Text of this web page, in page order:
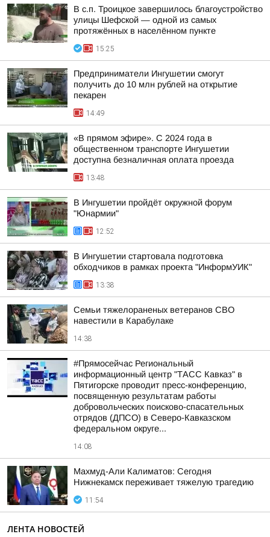
В с.п. Троицкое завершилось благоустройство
улицы Шефской — одной из самых
протяжённых в населённом пункте
15:25
Предприниматели Ингушетии смогут
получить до 10 млн рублей на открытие
пекарен
14:49
«В прямом эфире». С 2024 года в
общественном транспорте Ингушетии
доступна безналичная оплата проезда
13:48
В Ингушетии пройдёт окружной форум
"Юнармии"
12:52
В Ингушетии стартовала подготовка
обходчиков в рамках проекта "ИнформУИК"
13:38
Семьи тяжелораненых ветеранов СВО
навестили в Карабулаке
14:38
#Прямосейчас Региональный
информационный центр "ТАСС Кавказ" в
Пятигорске проводит пресс-конференцию,
посвященную результатам работы
добровольческих поисково-спасательных
отрядов (ДПСО) в Северо-Кавказском
федеральном округе...
14:08
Махмуд-Али Калиматов: Сегодня
Нижнекамск переживает тяжелую трагедию
11:54
ЛЕНТА НОВОСТЕЙ